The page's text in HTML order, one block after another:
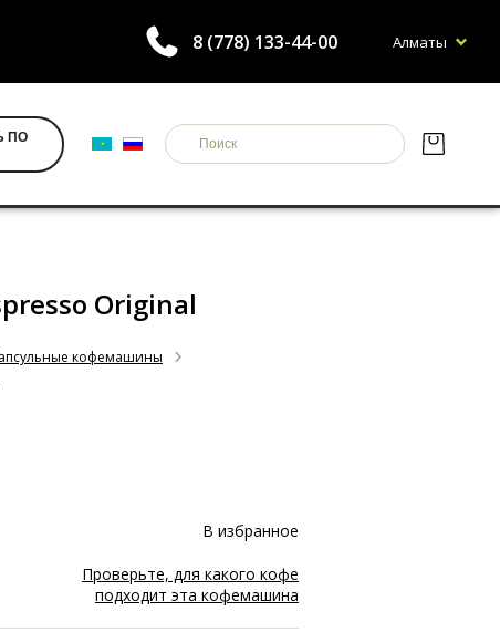
8 (778) 133-44-00 Алматы
ПО
Original
кофемашины
В избранное
Проверьте, для какого кофе
подходит эта кофемашина